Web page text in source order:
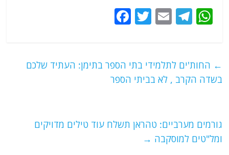
W
s
A
T
g
ra
E
l
T
er
e
b
k
← החות'ים לתלמידי בתי הספר בתימן: העתיד שלכם
בשדה הקרב , לא בביתי הספר
גורמים מערביים: טהראן תשלח עוד טילים מדויקים
ומל"טים למוסקבה →